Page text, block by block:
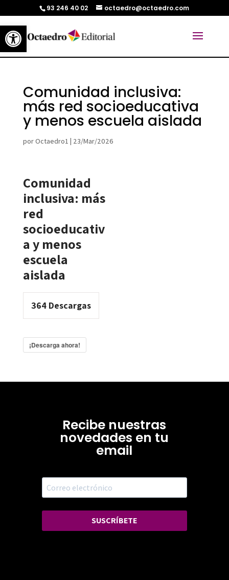
Abrir barra de herramientas
93 246 40 02 octaedro@octaedro.com
Comunidad inclusiva:
más red socioeducativa
y menos escuela aislada
porOctaedro1 | 23/Mar/2026
Comunidad
inclusiva: más
red
socioeducativ
a y menos
escuela
aislada
364Descargas
¡Descarga ahora!
Recibe nuestras
novedades en tu
email
SUSCRÍBETE